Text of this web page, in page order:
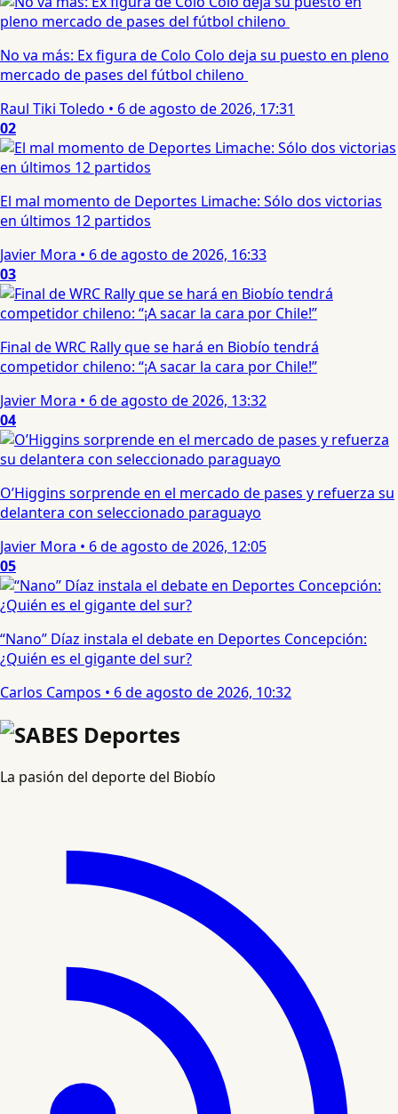
No va más: Ex figura de Colo Colo deja su puesto en pleno
mercado de pases del fútbol chileno
Raul Tiki Toledo • 6 de agosto de 2026, 17:31
02
El mal momento de Deportes Limache: Sólo dos victorias
en últimos 12 partidos
Javier Mora • 6 de agosto de 2026, 16:33
03
Final de WRC Rally que se hará en Biobío tendrá
competidor chileno: “¡A sacar la cara por Chile!”
Javier Mora • 6 de agosto de 2026, 13:32
04
O’Higgins sorprende en el mercado de pases y refuerza su
delantera con seleccionado paraguayo
Javier Mora • 6 de agosto de 2026, 12:05
05
“Nano” Díaz instala el debate en Deportes Concepción:
¿Quién es el gigante del sur?
Carlos Campos • 6 de agosto de 2026, 10:32
La pasión del deporte del Biobío